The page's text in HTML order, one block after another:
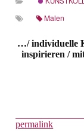
Malen
…/ individuelle
inspirieren /
permalink